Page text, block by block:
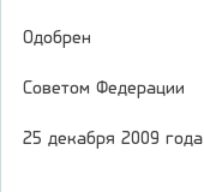
Одобрен
Советом Федерации
25 декабря 2009 года